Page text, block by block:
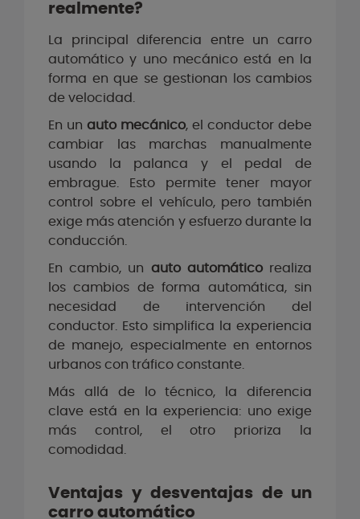
realmente?
La principal diferencia entre un carro
automático y uno mecánico está en la
forma en que se gestionan los cambios
de velocidad.
En un auto mecánico, el conductor debe
cambiar las marchas manualmente
usando la palanca y el pedal de
embrague. Esto permite tener mayor
control sobre el vehículo, pero también
exige más atención y esfuerzo durante la
conducción.
En cambio, un auto automáticorealiza
los cambios de forma automática, sin
necesidad de intervención del
conductor. Esto simplifica la experiencia
de manejo, especialmente en entornos
urbanos con tráfico constante.
Más allá de lo técnico, la diferencia
clave está en la experiencia: uno exige
más control, el otro prioriza la
comodidad.
Ventajas y desventajas de un
carro automático